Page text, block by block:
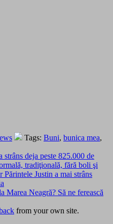
Tags: Buni, bunica mea,
deja peste 825.000 de
tradiţională, fără boli şi
Justin a mai strâns
Marea Neagră? Să ne ferească
from your own site.